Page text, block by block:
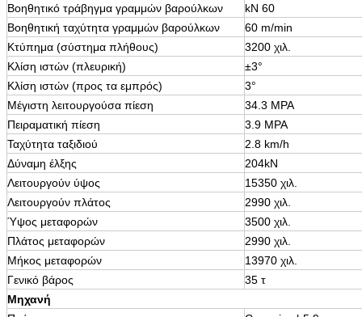
Βοηθητικό τράβηγμα γραμμών βαρούλκων
kN 60
Βοηθητική ταχύτητα γραμμών βαρούλκων
60 m/min
Κτύπημα (σύστημα πλήθους)
3200 χιλ.
Κλίση ιστών (πλευρική)
±3°
Κλίση ιστών (προς τα εμπρός)
3°
Μέγιστη λειτουργούσα πίεση
34.3 MPA
Πειραματική πίεση
3.9 MPA
Ταχύτητα ταξιδιού
2.8 km/h
Δύναμη έλξης
204kN
Λειτουργούν ύψος
15350 χιλ.
Λειτουργούν πλάτος
2990 χιλ.
Ύψος μεταφορών
3500 χιλ.
Πλάτος μεταφορών
2990 χιλ.
Μήκος μεταφορών
13970 χιλ.
Γενικό βάρος
35 τ
Μηχανή